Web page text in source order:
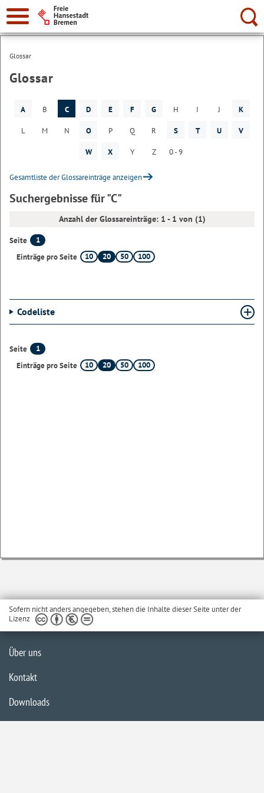
Suche:
Glossar
Glossar
A B C D E F G H I J K
L M N O P Q R S T U V
W X Y Z 0 - 9
Gesamtliste der Glossareinträge anzeigen
Suchergebnisse für "C"
Anzahl der Glossareinträge: 1 - 1 von (1)
Seite
1
Einträge pro Seite
10 20 50 100
Codeliste
Seite
1
Einträge pro Seite
10 20 50 100
Sofern nicht anders angegeben, stehen die Inhalte dieser Seite unter der
Lizenz
Über uns
Kontakt
Downloads